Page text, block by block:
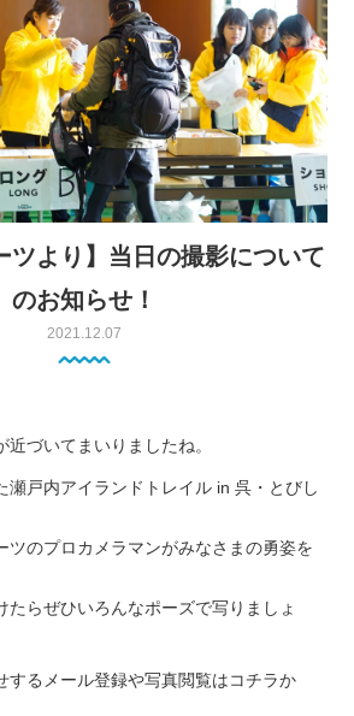
ツより】当日の撮影について
のお知らせ！
2021.12.07
づいてまいりましたね。
瀬戸内アイランドトレイル in 呉・とびし
ツのプロカメラマンがみなさまの勇姿を
たらぜひいろんなポーズで写りましょ
するメール登録や写真閲覧はコチラか